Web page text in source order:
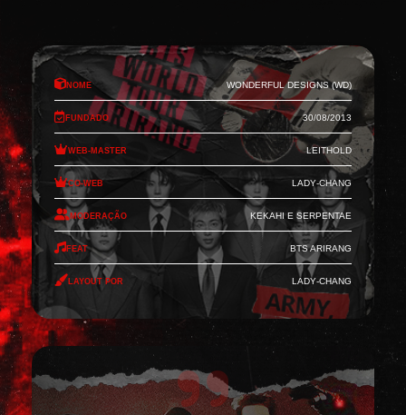
Nome Wonderful Designs (WD)
Fundado 30/08/2013
Web-Master Leithold
Co-Web Lady-Chang
Moderação Kekahi e Serpentae
Feat BTS Arirang
Layout por Lady-Chang